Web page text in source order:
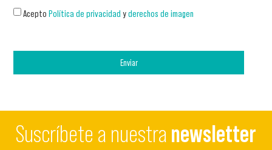
Acepto Política de privacidad yderechos de imagen
Enviar
Suscríbete a nuestra newsletter